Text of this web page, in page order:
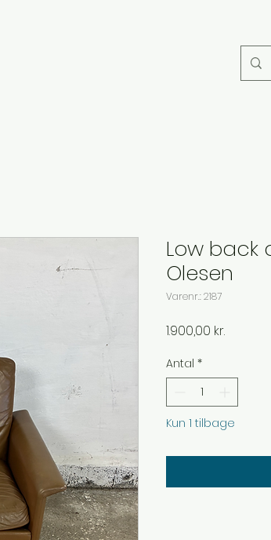
Low back
Olesen
Varenr.: 2187
1.900,00 kr.Pris
Antal *
Kun 1 tilbage